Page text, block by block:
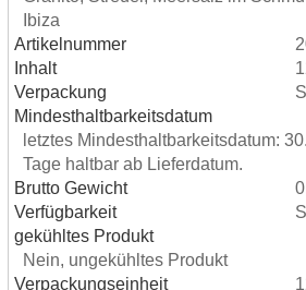
Ibiza
Artikelnummer
Inhalt
Verpackung
Mindesthaltbarkeitsdatum
letztes Mindesthaltbarkeitsdatum:
Tage haltbar ab Lieferdatum.
Brutto Gewicht
Verfügbarkeit
gekühltes Produkt
Nein, ungekühltes Produkt
Verpackungseinheit